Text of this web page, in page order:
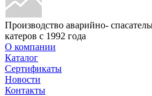
Производство аварийно-
катеров с 1992 года
О компании
Каталог
Сертификаты
Новости
Контакты